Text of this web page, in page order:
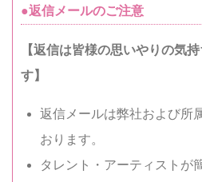
●返信メールのご注意
【返信は皆様の思いやりの気
す】
返信メールは弊社および所
おります。
タレント・アーティストが